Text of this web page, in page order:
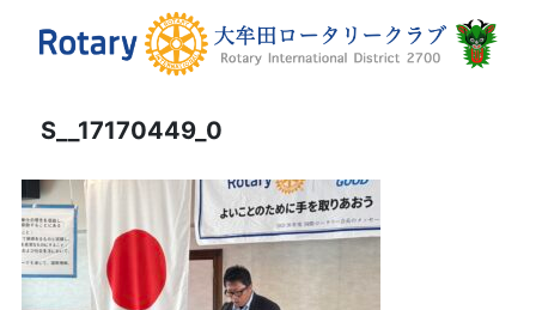
S__17170449_0